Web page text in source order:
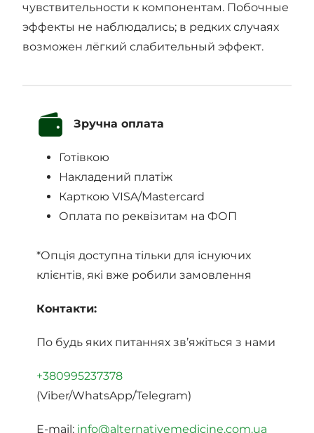
чувствительности к компонентам. Побочные
эффекты не наблюдались; в редких случаях
возможен лёгкий слабительный эффект.
Зручна оплата
Готівкою
Накладений платіж
Карткою VISA/Mastercard
Оплата по реквізитам на ФОП
*Опція доступна тільки для існуючих
клієнтів, які вже робили замовлення
Контакти:
По будь яких питаннях зв’яжіться з нами
+380995237378
(Viber/WhatsApp/Telegram)
E-mail: info@alternativemedicine.com.ua